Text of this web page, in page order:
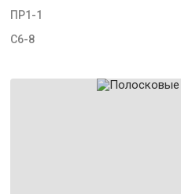
ПР1-1
С6-8